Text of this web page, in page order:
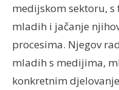
medijskom sektoru, s
mladih i jačanje
procesima. Njegov
mladih s medijima,
konkretnim